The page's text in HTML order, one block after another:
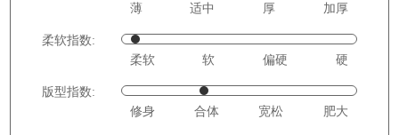
薄
适中 厚 加厚
柔软指数:
柔软
软 偏硬 硬
版型指数:
修身
合体 宽松 肥大